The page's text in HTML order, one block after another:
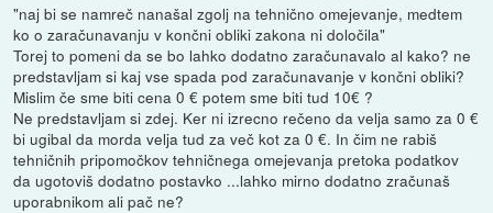
"naj bi se namreč nanašal zgolj na tehnično omejevanje, medtem
ko o zaračunavanju v končni obliki zakona ni določila"
Torej to pomeni da se bo lahko dodatno zaračunavalo al kako? ne
predstavljam si kaj vse spada pod zaračunavanje v končni obliki?
Mislim če sme biti cena 0 € potem sme biti tud 10€ ?
Ne predstavljam si zdej. Ker ni izrecno rečeno da velja samo za 0 €
bi ugibal da morda velja tud za več kot za 0 €. In čim ne rabiš
tehničnih pripomočkov tehničnega omejevanja pretoka podatkov
da ugotoviš dodatno postavko ...lahko mirno dodatno zračunaš
uporabnikom ali pač ne?